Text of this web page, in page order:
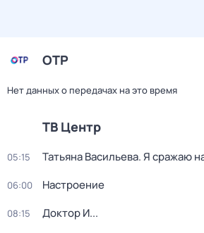
ОТР
Нет данных о передачах на это время
ТВ Центр
05:15 Татьяна Васильева. Я сражаю
06:00 Настроение
08:15 Доктор И...